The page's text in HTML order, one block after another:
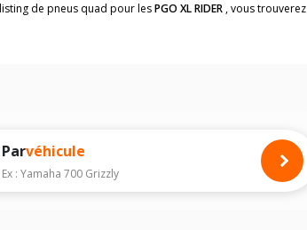
de pneus quad pour lesPGO XL RIDER , vous trouverez
de faire le bon choix de pneus quad pour votre
Parvéhicule
Ex : Yamaha 700 Grizzly